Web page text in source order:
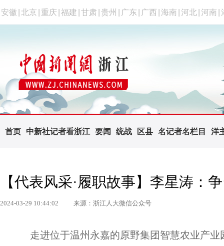
安徽 北京 重庆 福建 甘肃 贵州 广东 广西 海南 河北 河南
首页 中新社记者看浙江 要闻 统战 区县 名记者名栏目 洋
【代表风采·履职故事】李星涛：
2024-03-29 10:44:02 来源：浙江人大微信公众号
走进位于温州永嘉的原野集团智慧农业产业